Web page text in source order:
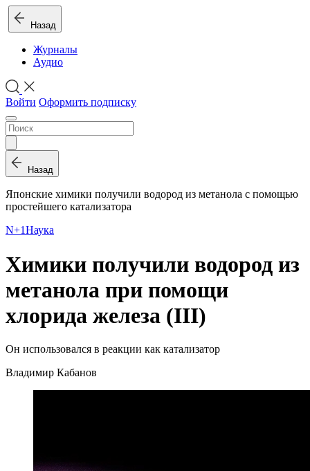
Назад
Журналы
Аудио
Войти Оформить подписку
Назад
Японские химики получили водород из метанола с помощью
простейшего катализатора
N+1Наука
Химики получили водород из
метанола при помощи
хлорида железа (III)
Он использовался в реакции как катализатор
Владимир Кабанов